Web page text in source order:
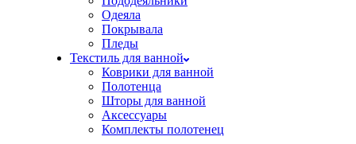
Одеяла
Покрывала
Пледы
Текстиль для ванной
Коврики для ванной
Полотенца
Шторы для ванной
Аксессуары
Комплекты полотенец